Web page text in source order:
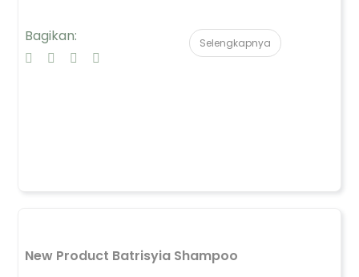
Bagikan: Selengkapnya
New Product Batrisyia Shampoo